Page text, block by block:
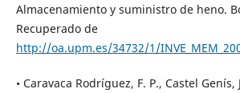
Almacenamiento y suministro de heno.
Recuperado de
http://oa.upm.es/34732/1/
• Caravaca Rodríguez, F. P., Castel Genís,